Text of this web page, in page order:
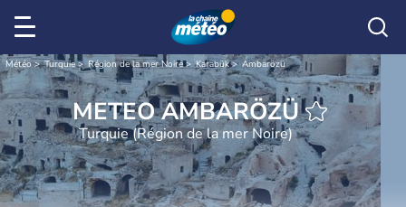
Météo Turquie Région de la mer Noire Karabük Ambarözü
METEO AMBARÖZÜ
Turquie (Région de la mer Noire)